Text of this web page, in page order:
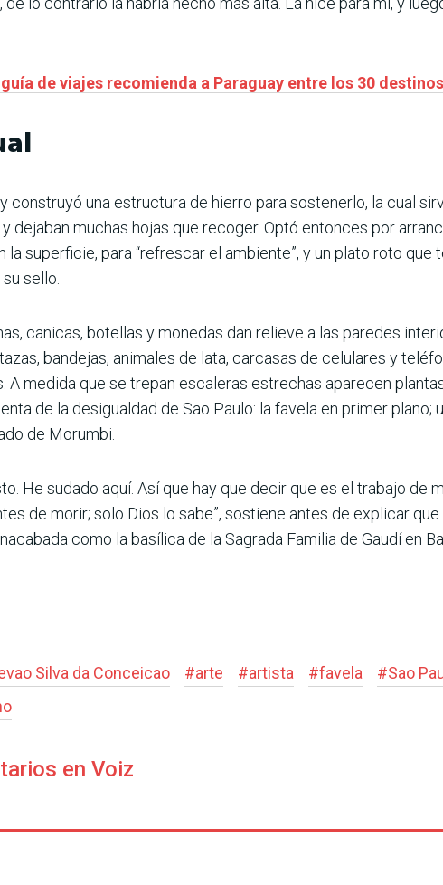
de viajes recomienda a Paraguay entre los 30
construyó una estructura de hierro para sostenerlo, la cual
dejaban muchas hojas que recoger. Optó entonces por
la superficie, para “refrescar el ambiente”, y un plato roto
sello.
canicas, botellas y monedas dan relieve a las paredes
bandejas, animales de lata, carcasas de celulares y
A medida que se trepan escaleras estrechas aparecen
de la desigualdad de Sao Paulo: la favela en primer
de Morumbi.
He sudado aquí. Así que hay que decir que es el trabajo de
de morir; solo Dios lo sabe”, sostiene antes de explicar
como la basílica de la Sagrada Familia de Gaudí en
Silva da Conceicao #arte #artista #favela #Sao
en Voiz